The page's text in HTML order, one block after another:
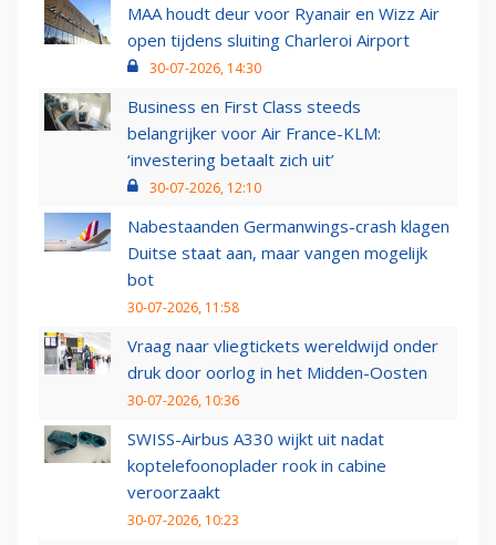
MAA houdt deur voor Ryanair en Wizz Air
open tijdens sluiting Charleroi Airport
30-07-2026, 14:30
Business en First Class steeds
belangrijker voor Air France-KLM:
‘investering betaalt zich uit’
30-07-2026, 12:10
Nabestaanden Germanwings-crash klagen
Duitse staat aan, maar vangen mogelijk
bot
30-07-2026, 11:58
Vraag naar vliegtickets wereldwijd onder
druk door oorlog in het Midden-Oosten
30-07-2026, 10:36
SWISS-Airbus A330 wijkt uit nadat
koptelefoonoplader rook in cabine
veroorzaakt
30-07-2026, 10:23